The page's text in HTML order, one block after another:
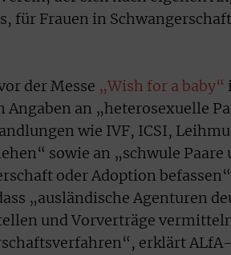
für Frauen in
der Messe „Wish for a baby“
an „heterosexuelle
wie IVF, ICSI,
sowie an „schwule
oder Adoption
„ausländische Agenturen
und Vorverträge
erklärt ALfA-